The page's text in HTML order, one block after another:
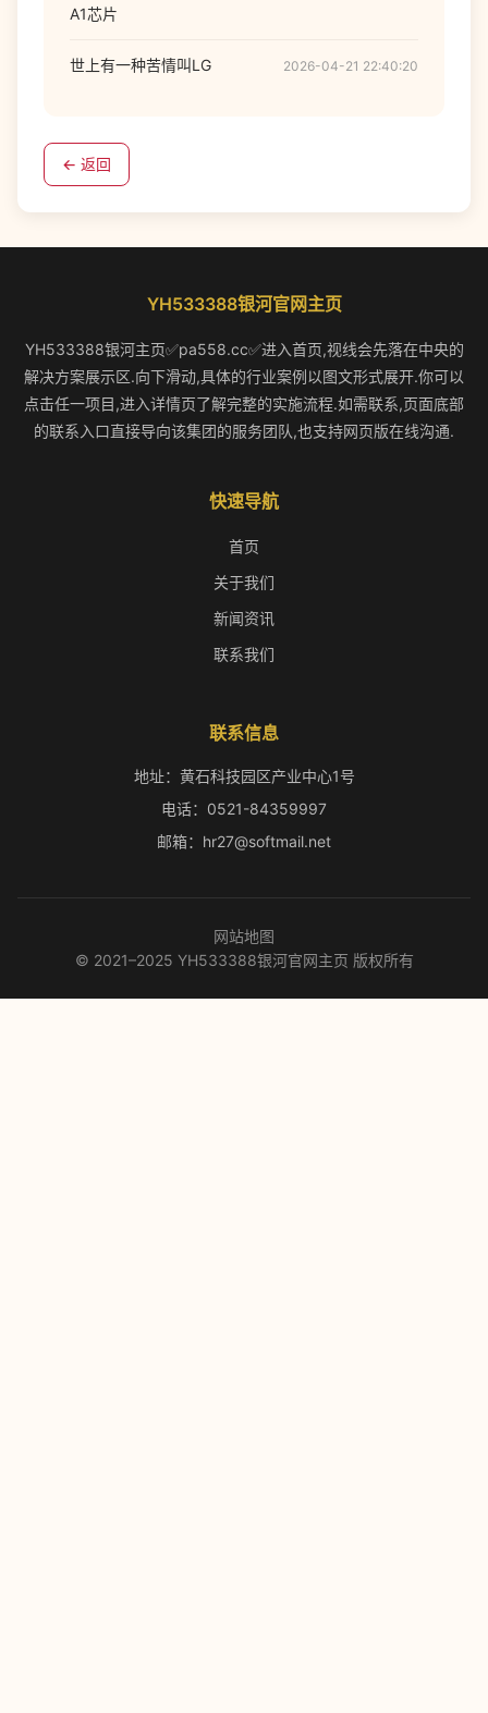
A1芯片
世上有一种苦情叫LG 2026-04-21 22:40:20
← 返回
YH533388银河官网主页
YH533388银河主页✅pa558.cc✅进入首页,视线会先落在中央的
解决方案展示区.向下滑动,具体的行业案例以图文形式展开.你可以
点击任一项目,进入详情页了解完整的实施流程.如需联系,页面底部
的联系入口直接导向该集团的服务团队,也支持网页版在线沟通.
快速导航
首页
关于我们
新闻资讯
联系我们
联系信息
地址：黄石科技园区产业中心1号
电话：0521-84359997
邮箱：hr27@softmail.net
网站地图
© 2021–2025 YH533388银河官网主页 版权所有